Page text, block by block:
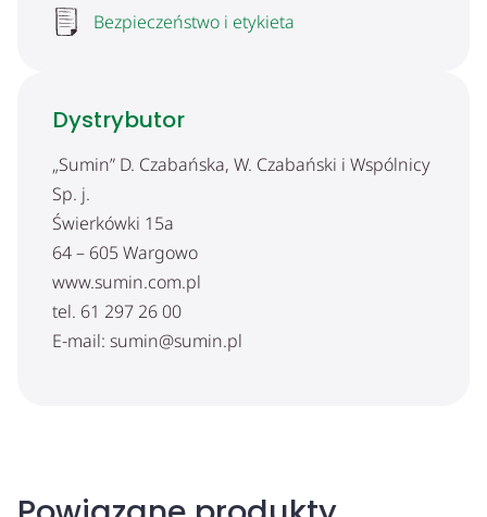
Bezpieczeństwo i etykieta
Dystrybutor
„Sumin” D. Czabańska, W. Czabański i Wspólnicy
Sp. j.
Świerkówki 15a
64 – 605 Wargowo
www.sumin.com.pl
tel. 61 297 26 00
E-mail: sumin@sumin.pl